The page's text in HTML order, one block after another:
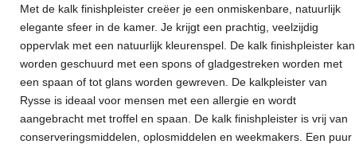
Met de kalk finishpleister creëer je een onmiskenbare, natuurlijk
elegante sfeer in de kamer. Je krijgt een prachtig, veelzijdig
oppervlak met een natuurlijk kleurenspel. De kalk finishpleister kan
worden geschuurd met een spons of gladgestreken worden met
een spaan of tot glans worden gewreven. De kalkpleister van
Rysse is ideaal voor mensen met een allergie en wordt
aangebracht met troffel en spaan.
De kalk finishpleister is vrij van
conserveringsmiddelen, oplosmiddelen en weekmakers. Een puur